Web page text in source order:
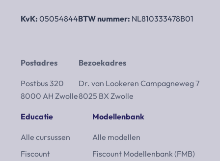
KvK:05054844BTW nummer: NL810333478B01
Postadres
Postbus 320
8000 AH Zwolle
Bezoekadres
Dr. van Lookeren Campagneweg 7
8025 BX Zwolle
Educatie
Alle cursussen
Fiscount
Modellenbank
Alle modellen
Fiscount Modellenbank (FMB)